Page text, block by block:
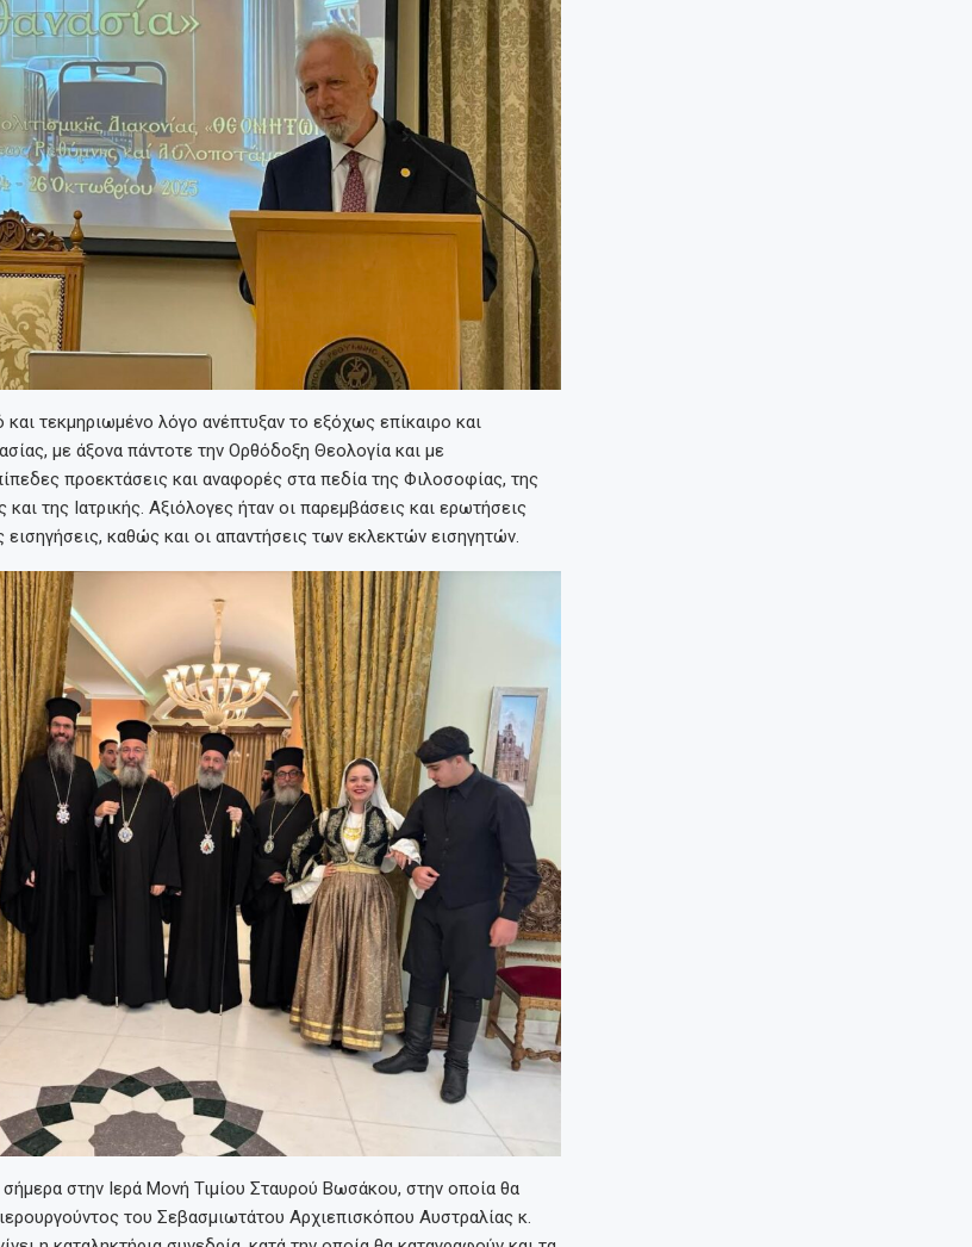
και τεκμηριωμένο λόγο ανέπτυξαν το εξόχως επίκαιρο και
με άξονα πάντοτε την Ορθόδοξη Θεολογία και με
προεκτάσεις και αναφορές στα πεδία της Φιλοσοφίας, της
και της Ιατρικής. Αξιόλογες ήταν οι παρεμβάσεις και ερωτήσεις
καθώς και οι απαντήσεις των εκλεκτών εισηγητών.
στην Ιερά Μονή Τιμίου Σταυρού Βωσάκου, στην οποία θα
του Σεβασμιωτάτου Αρχιεπισκόπου Αυστραλίας κ.